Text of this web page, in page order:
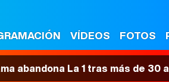
VÍDEOS FOTOS
abandona La 1 tras más de 30